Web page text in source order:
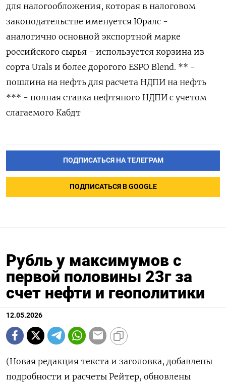
для налогообложения, которая в налоговом
законодательстве ‌именуется Юралс -
аналогично основной экспортной марке
российского сырья - используется корзина из
сорта Urals и более ​дорогого ESPO Blend. ** -
пошлина на нефть для расчета НДПИ на нефть
*** - ‌полная ставка нефтяного НДПИ с учетом
слагаемого Кабдт
ПОДПИСАТЬСЯ НА ТЕЛЕГРАМ
ПОДПИСАТЬСЯ В GOOGLE
Рубль у максимумов с
первой половины 23г за
счет нефти и геополитики
12.05.2026
(Новая редакция текста и заголовка, добавлены
подробности и расчеты Рейтер, обновлены